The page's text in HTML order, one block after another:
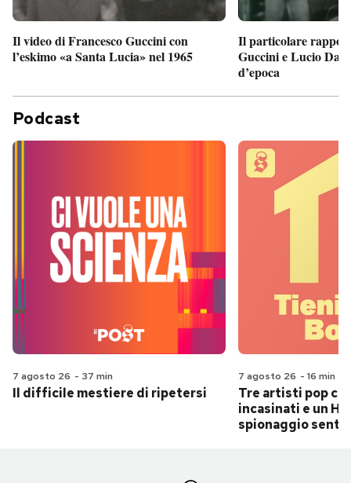
Il video di Francesco Guccini con
l’eskimo «a Santa Lucia» nel 1965
Il particolare
Guccini e Lucio
d’epoca
Podcast
7 agosto 26 - 37 min
Il difficile mestiere di ripetersi
7 agosto 26 - 16 min
Tre artisti pop
incasinati e un
spionaggio